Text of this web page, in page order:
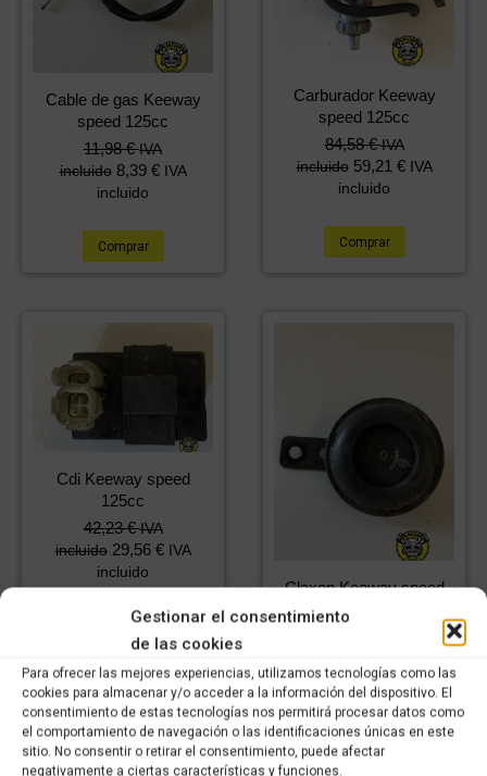
Gestionar el consentimiento
de las cookies
Para ofrecer las mejores experiencias, utilizamos tecnologías como las
cookies para almacenar y/o acceder a la información del dispositivo. El
consentimiento de estas tecnologías nos permitirá procesar datos como
el comportamiento de navegación o las identificaciones únicas en este
sitio. No consentir o retirar el consentimiento, puede afectar
negativamente a ciertas características y funciones.
Cable de gas Keeway
speed 125cc
11,98€ IVA
incluido 8,39 € IVA
incluido
Comprar
Carburador Keeway
speed 125cc
84,58€ IVA
incluido 59,21 € IVA
incluido
Comprar
Cdi Keeway speed
125cc
42,23€ IVA
incluido 29,56 € IVA
incluido
Comprar
Claxon Keeway speed
125cc
€
Comprar